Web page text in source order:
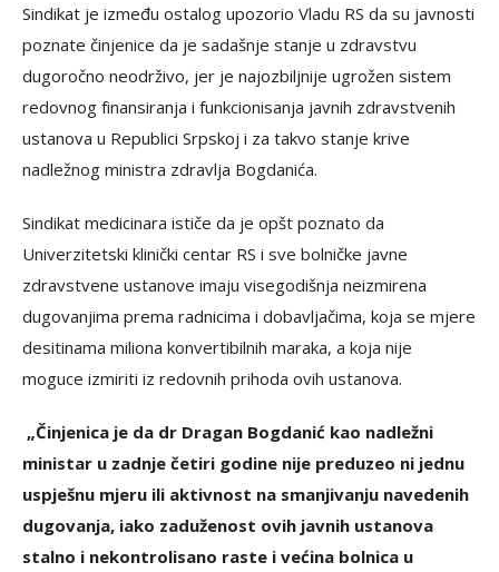
Sindikat je između ostalog upozorio Vladu RS da su javnosti
poznate činjenice da je sadašnje stanje u zdravstvu
dugoročno neodrživo, jer je najozbiljnije ugrožen sistem
redovnog finansiranja i funkcionisanja javnih zdravstvenih
ustanova u Republici Srpskoj i za takvo stanje krive
nadležnog ministra zdravlja Bogdanića.
Sindikat medicinara ističe da je opšt poznato da
Univerzitetski klinički centar RS i sve bolničke javne
zdravstvene ustanove imaju visegodišnja neizmirena
dugovanjima prema radnicima i dobavljačima, koja se mjere
desitinama miliona konvertibilnih maraka, a koja nije
moguce izmiriti iz redovnih prihoda ovih ustanova.
„Činjenica je da dr Dragan Bogdanić kao nadležni
ministar u zadnje četiri godine nije preduzeo ni jednu
uspješnu mjeru ili aktivnost na smanjivanju navedenih
dugovanja, iako zaduženost ovih javnih ustanova
stalno i nekontrolisano raste i većina bolnica u